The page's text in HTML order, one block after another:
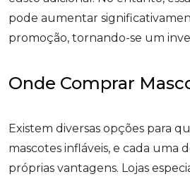
pode aumentar
promoção, tornando-se um
Onde Comprar
Existem diversas opções para
mascotes infláveis, e cada uma
próprias vantagens. Lojas